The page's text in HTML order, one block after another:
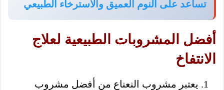
تساعد على النوم العميق والاسترخاء الطبيعي
أفضل المشروبات الطبيعية لعلاج
الانتفاخ
يعتبر مشروب النعناع من أفضل مشروب